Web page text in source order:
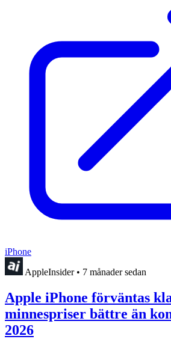
iPhone
AppleInsider • 7 månader sedan
Apple iPhone förväntas
minnespriser bättre än
2026